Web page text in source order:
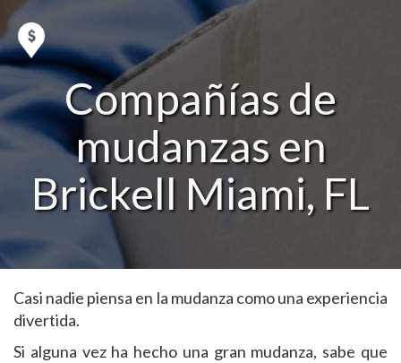
Compañías de
mudanzas en
Brickell Miami, FL
Casi nadie piensa en la mudanza como una experiencia
divertida.
Si alguna vez ha hecho una gran mudanza, sabe que